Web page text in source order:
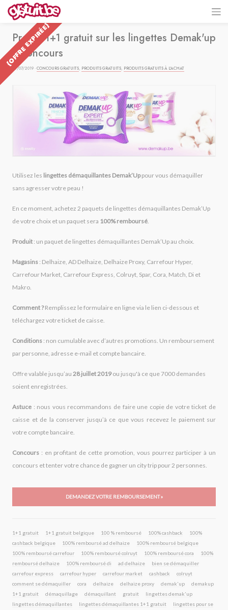
{OFFRE EXPIRÉE}
Promo 1+1 gratuit sur les lingettes Demak'up
+ concours
13/07/2019 ·CONCOURS GRATUITS, PRODUITS GRATUITS, PRODUITS GRATUITS À L'ACHAT
Utilisez les lingettes démaquillantes Demak’Uppour vous démaquiller
sans agresser votre peau !
En ce moment, achetez 2 paquets de lingettes démaquillantes Demak’Up
de votre choix et un paquet sera 100% remboursé
Produit : un paquet de lingettes démaquillantes Demak’Up au choix.
Magasins : Delhaize, AD Delhaize, Delhaize Proxy, Carrefour Hyper,
Carrefour Market, Carrefour Express, Colruyt, Spar, Cora, Match, Di et
Makro.
Comment ?Remplissez le formulaire en ligne via le lien ci-dessous et
téléchargez votre ticket de caisse.
Conditions : non cumulable avec d’autres promotions. Un remboursement
par personne, adresse e-mail et compte bancaire.
Offre valable jusqu’au 28 juillet 2019ou jusqu'à ce que 7000 demandes
soient enregistrées.
Astuce : nous vous recommandons de faire une copie de votre ticket de
caisse et de la conserver jusqu’à ce que vous recevez le paiement sur
votre compte bancaire.
Concours : en profitant de cette promotion, vous pourrez participer à un
concours et tenter votre chance de gagner un city trip pour 2 personnes.
DEMANDEZ VOTRE REMBOURSEMENT »
1+1 gratuit 1+1 gratuit belgique 100 % remboursé 100% cashback
100%
cashback belgique
100% remboursé ad delhaize
100% remboursé belgique
100% remboursé carrefour
100% remboursé colruyt 100% remboursé cora
100%
remboursé delhaize
100% remboursé di ad delhaize
bien se démaquiller
carrefour express
carrefour hyper carrefour market cashback
colruyt
comment se démaquiller
cora delhaize delhaize proxy demak'up
demakup
1+1 gratuit
démaquillage démaquillant gratuit
lingettes demak'up
lingettes démaquillantes
lingettes démaquillantes 1+1 gratuit
lingettes pour se